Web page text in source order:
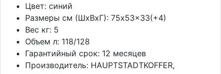
Цвет: синий
Размеры см (ШхВхГ): 75x53x33(+4)
Вес кг: 5
Объем л: 118/128
Гарантийный срок: 12 месяцев
Производитель: HAUPTSTADTKOFFER,